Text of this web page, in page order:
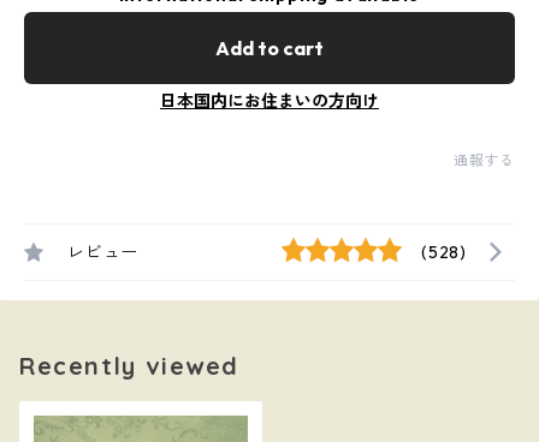
Add to cart
日本国内にお住まいの方向け
通報する
レビュー (528)
Recently viewed